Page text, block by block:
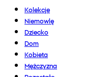
Kolekcje
Niemowlę
Dziecko
Dom
Kobieta
Mężczyzna